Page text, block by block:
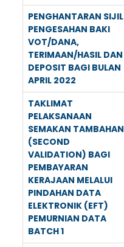
PENGHANTARAN SIJIL
PENGESAHAN BAKI
VOT/DANA,
TERIMAAN/HASIL DAN
DEPOSIT BAGI BULAN
APRIL 2022
TAKLIMAT
PELAKSANAAN
SEMAKAN TAMBAHAN
(SECOND
VALIDATION) BAGI
PEMBAYARAN
KERAJAAN MELALUI
PINDAHAN DATA
ELEKTRONIK (EFT)
PEMURNIAN DATA
BATCH 1